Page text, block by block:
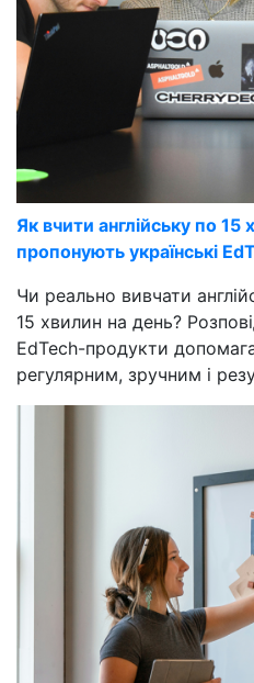
Як вчити англійську по
пропонують українські
Чи реально вивчати
15 хвилин на день?
EdTech-продукти
регулярним, зручним і